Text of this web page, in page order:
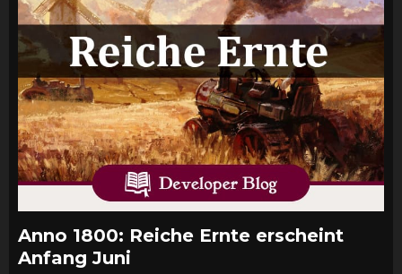
Anno 1800: Reiche Ernte erscheint
Anfang Juni